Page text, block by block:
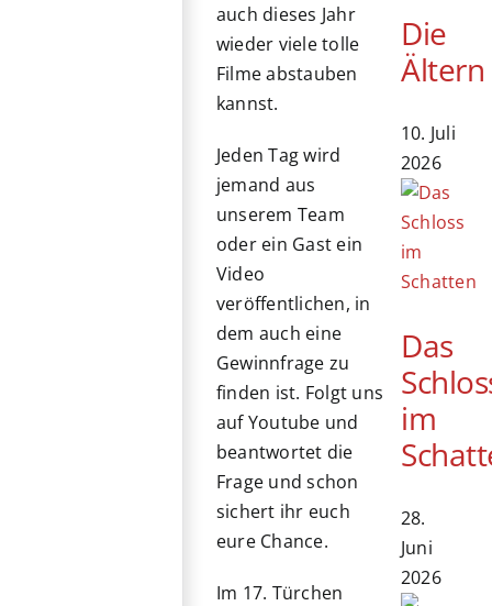
auch dieses Jahr
wieder viele tolle
Filme abstauben
kannst.
Jeden Tag wird
jemand aus
unserem Team
oder ein Gast ein
Video
veröffentlichen, in
dem auch eine
Gewinnfrage zu
finden ist. Folgt uns
auf Youtube und
beantwortet die
Frage und schon
sichert ihr euch
eure Chance.
Im 17. Türchen
Die
Ältern
10. Juli
2026
Das
im
28.
Juni
2026